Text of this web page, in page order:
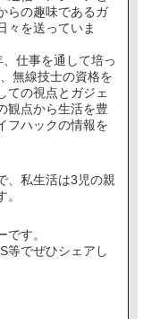
らの趣味であるガ
々を送っていま
仕事を通して培っ
無線技士の資格を
ての視点とガジェ
観点から生活を豊
フハックの情報を
、私生活は3児の親
す。
等でぜひシェアし